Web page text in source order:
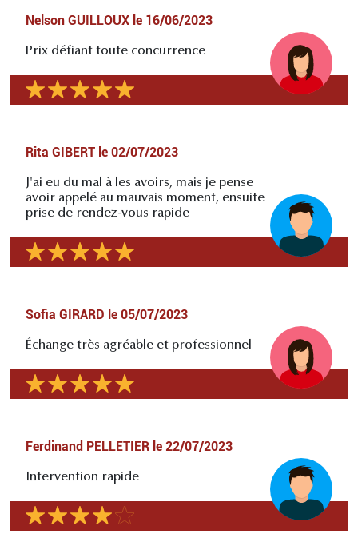
Nelson GUILLOUX le 16/06/2023
Prix défiant toute concurrence
Rita GIBERT le 02/07/2023
J'ai eu du mal à les avoirs, mais je pense
avoir appelé au mauvais moment, ensuite
prise de rendez-vous rapide
Sofia GIRARD le 05/07/2023
Échange très agréable et professionnel
Ferdinand PELLETIER le 22/07/2023
Intervention rapide